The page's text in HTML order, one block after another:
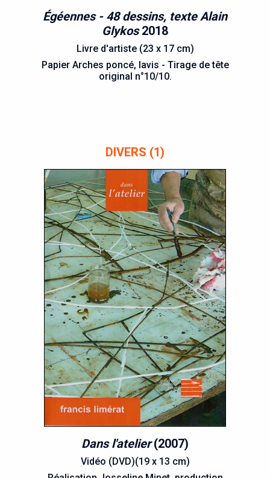
Égéennes - 48 dessins, texte Alain
Glykos2018
Livre d'artiste (23 x 17 cm)
Papier Arches poncé, lavis - Tirage de tête
original n°10/10.
DIVERS (1)
Dans l'atelier(2007)
Vidéo (DVD)(19 x 13 cm)